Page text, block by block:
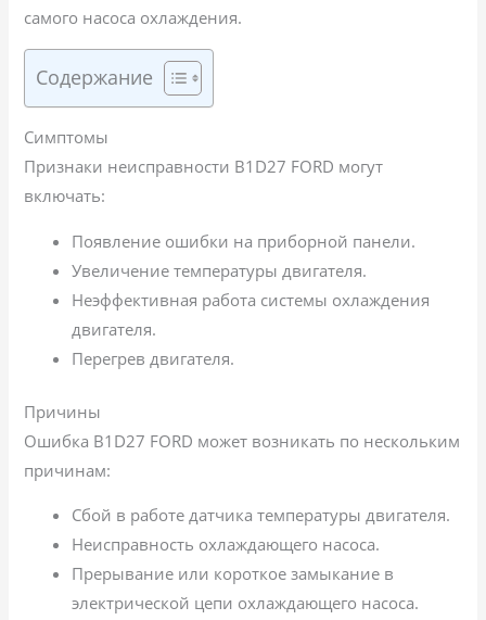
самого насоса охлаждения.
Содержание
Симптомы
Признаки неисправности B1D27 FORD могут
включать:
Появление ошибки на приборной панели.
Увеличение температуры двигателя.
Неэффективная работа системы охлаждения
двигателя.
Перегрев двигателя.
Причины
Ошибка B1D27 FORD может возникать по нескольким
причинам:
Сбой в работе датчика температуры двигателя.
Неисправность охлаждающего насоса.
Прерывание или короткое замыкание в
электрической цепи охлаждающего насоса.